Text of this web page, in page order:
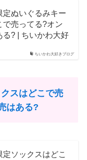
ちいかわ大好きブログ
定ぬいぐるみキー
で売ってる?オン
る? | ちいかわ大好
スはどこで売
はある?
ソックスはどこ